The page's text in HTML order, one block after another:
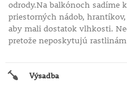
odrody.Na balkónoch sadíme
priestorných nádob,
aby mali dostatok vlhkosti.
pretože neposkytujú
Výsadba